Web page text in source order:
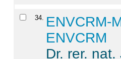
34. ENVCRM-
ENVCRM
Dr. rer.